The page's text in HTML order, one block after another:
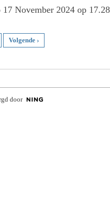
17 November 2024 op
Volgende ›
door